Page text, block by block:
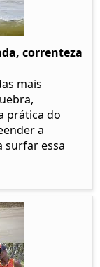
correnteza
mais
prática do
a
surfar essa